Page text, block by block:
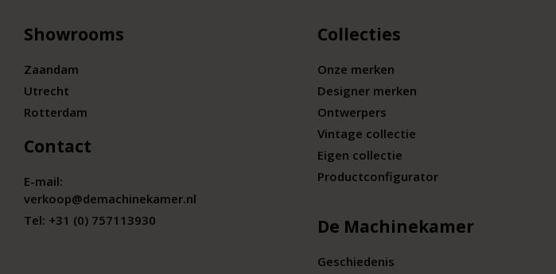
Showrooms
Zaandam
Utrecht
Rotterdam
Contact
E-mail:
verkoop@demachinekamer.nl
Tel: +31 (0) 757113930
Collecties
Onze merken
Designer merken
Ontwerpers
Vintage collectie
Eigen collectie
Productconfigurator
De Machinekamer
Geschiedenis